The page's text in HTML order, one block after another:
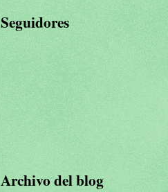
Seguidores
Archivo del blog